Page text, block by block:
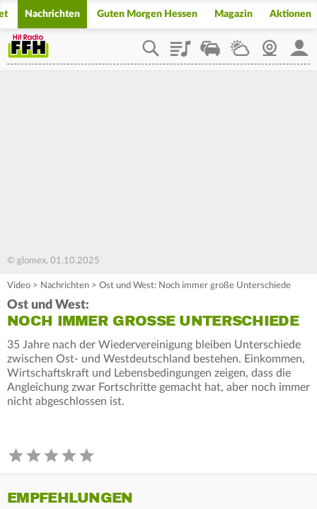
Nachrichten Guten Morgen Hessen Magazin Aktionen
PlaylistStaupilotWetterWebcam
© glomex, 01.10.2025
Video > Nachrichten > Ost und West: Noch immer große Unterschiede
Ost und West:
NOCH IMMER GROSSE UNTERSCHIEDE
35 Jahre nach der Wiedervereinigung bleiben Unterschiede
zwischen Ost- und Westdeutschland bestehen. Einkommen,
Wirtschaftskraft und Lebensbedingungen zeigen, dass die
Angleichung zwar Fortschritte gemacht hat, aber noch immer
nicht abgeschlossen ist.
EMPFEHLUNGEN